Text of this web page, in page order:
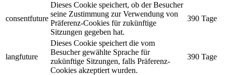
consentfuture
Dieses Cookie speichert, ob der Besucher
seine Zustimmung zur Verwendung von
Präferenz-Cookies für zukünftige
Sitzungen gegeben hat.
390 Tage
langfuture
Dieses Cookie speichert die vom
Besucher gewählte Sprache für
zukünftige Sitzungen, falls Präferenz-
Cookies akzeptiert wurden.
390 Tage